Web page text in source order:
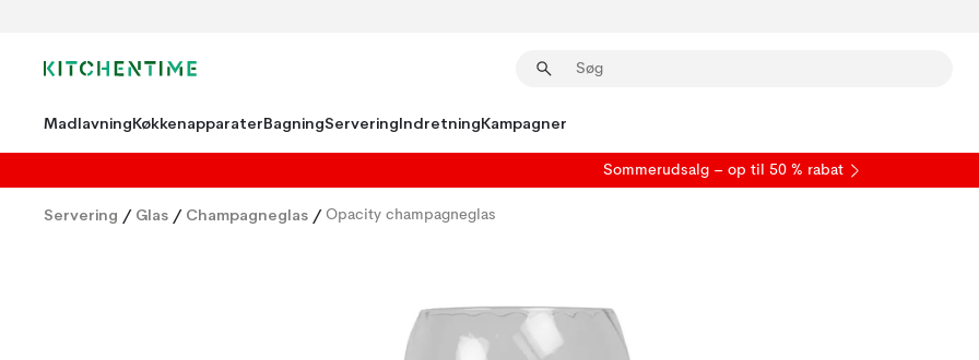
MadlavningKøkkenapparaterBagningServeringIndretningKampagner
Sommerudsalg – op til 50 % rabat
Servering / Glas / Champagneglas / Opacity champagneglas